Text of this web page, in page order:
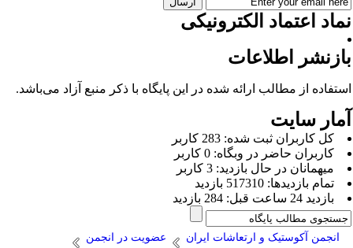
اعتماد الکترونیکی
اطلاعات
از مطالب ارائه شده در این پایگاه با ذکر منبع آزاد می‌باشد.
سایت
كل کاربران ثبت شده: 283 کاربر
کاربران حاضر در وبگاه: 0 کاربر
ميهمانان در حال بازديد: 3 کاربر
تمام بازديد‌ها: 517310 بازدید
بازديد 24 ساعت قبل: 284 بازدید
انجمن آکوستیک و ارتعاشات ایران
عضویت در انجمن